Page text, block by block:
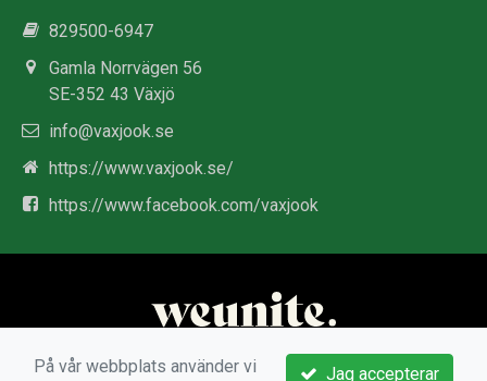
829500-6947
Gamla Norrvägen 56
SE-352 43 Växjö
info@vaxjook.se
https://www.vaxjook.se/
https://www.facebook.com/vaxjook
Jag accepterar
På vår webbplats använder vi